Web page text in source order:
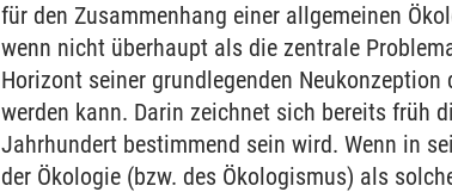
für den Zusammenhang einer allgemeinen
wenn nicht überhaupt als die zentrale
Horizont seiner grundlegenden Neukonzeption
werden kann. Darin zeichnet sich bereits früh
Jahrhundert bestimmend sein wird. Wenn in
der Ökologie (bzw. des Ökologismus) als